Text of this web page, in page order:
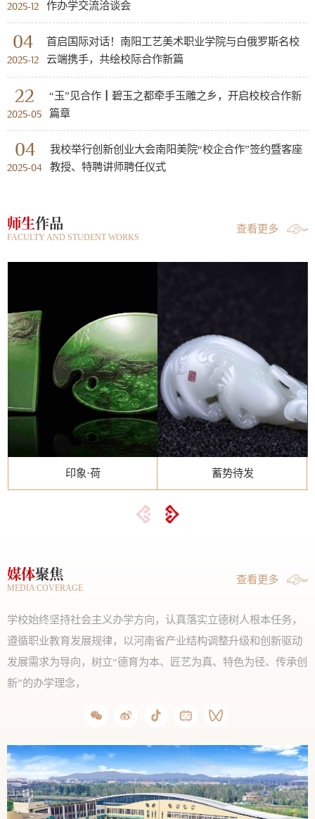
2025-12 作办学交流洽谈会
04
2025-12
首启国际对话！南阳工艺美术职业学院与白俄罗斯名校
云端携手，共绘校际合作新篇
22
2025-05
“玉”见合作┃碧玉之都牵手玉雕之乡，开启校校合作新
篇章
04
2025-04
我校举行创新创业大会南阳美院“校企合作”签约暨客座
教授、特聘讲师聘任仪式
师生作品
FACULTY AND STUDENT WORKS
查看更多
印象·荷 蓄势待发
媒体聚焦
MEDIA COVERAGE
查看更多
学校始终坚持社会主义办学方向，认真落实立德树人根本任务，
遵循职业教育发展规律，以河南省产业结构调整升级和创新驱动
发展需求为导向，树立“德育为本、匠艺为真、特色为径、传承创
新”的办学理念，